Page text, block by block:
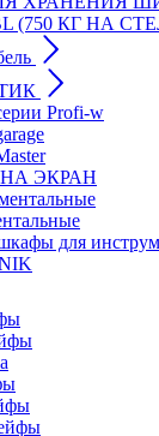
(750 КГ НА
Profi-w
ЭКРАН
для